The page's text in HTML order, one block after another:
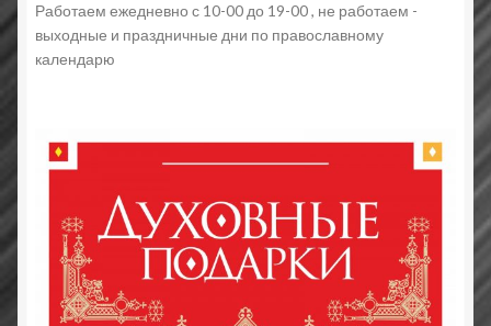
Работаем ежедневно с 10-00 до 19-00 , не работаем -
выходные и праздничные дни по православному
календарю